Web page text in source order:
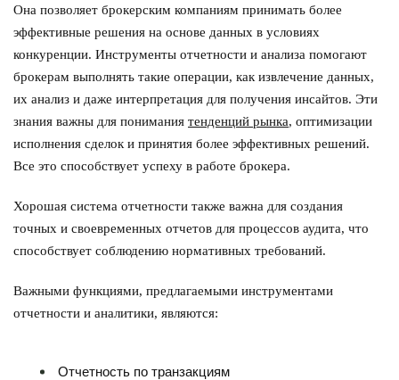
Она позволяет брокерским компаниям принимать более
эффективные решения на основе данных в условиях
конкуренции. Инструменты отчетности и анализа помогают
брокерам выполнять такие операции, как извлечение данных,
их анализ и даже интерпретация для получения инсайтов. Эти
знания важны для понимания тенденций рынка, оптимизации
исполнения сделок и принятия более эффективных решений.
Все это способствует успеху в работе брокера.
Хорошая система отчетности также важна для создания
точных и своевременных отчетов для процессов аудита, что
способствует соблюдению нормативных требований.
Важными функциями, предлагаемыми инструментами
отчетности и аналитики, являются:
Отчетность по транзакциям